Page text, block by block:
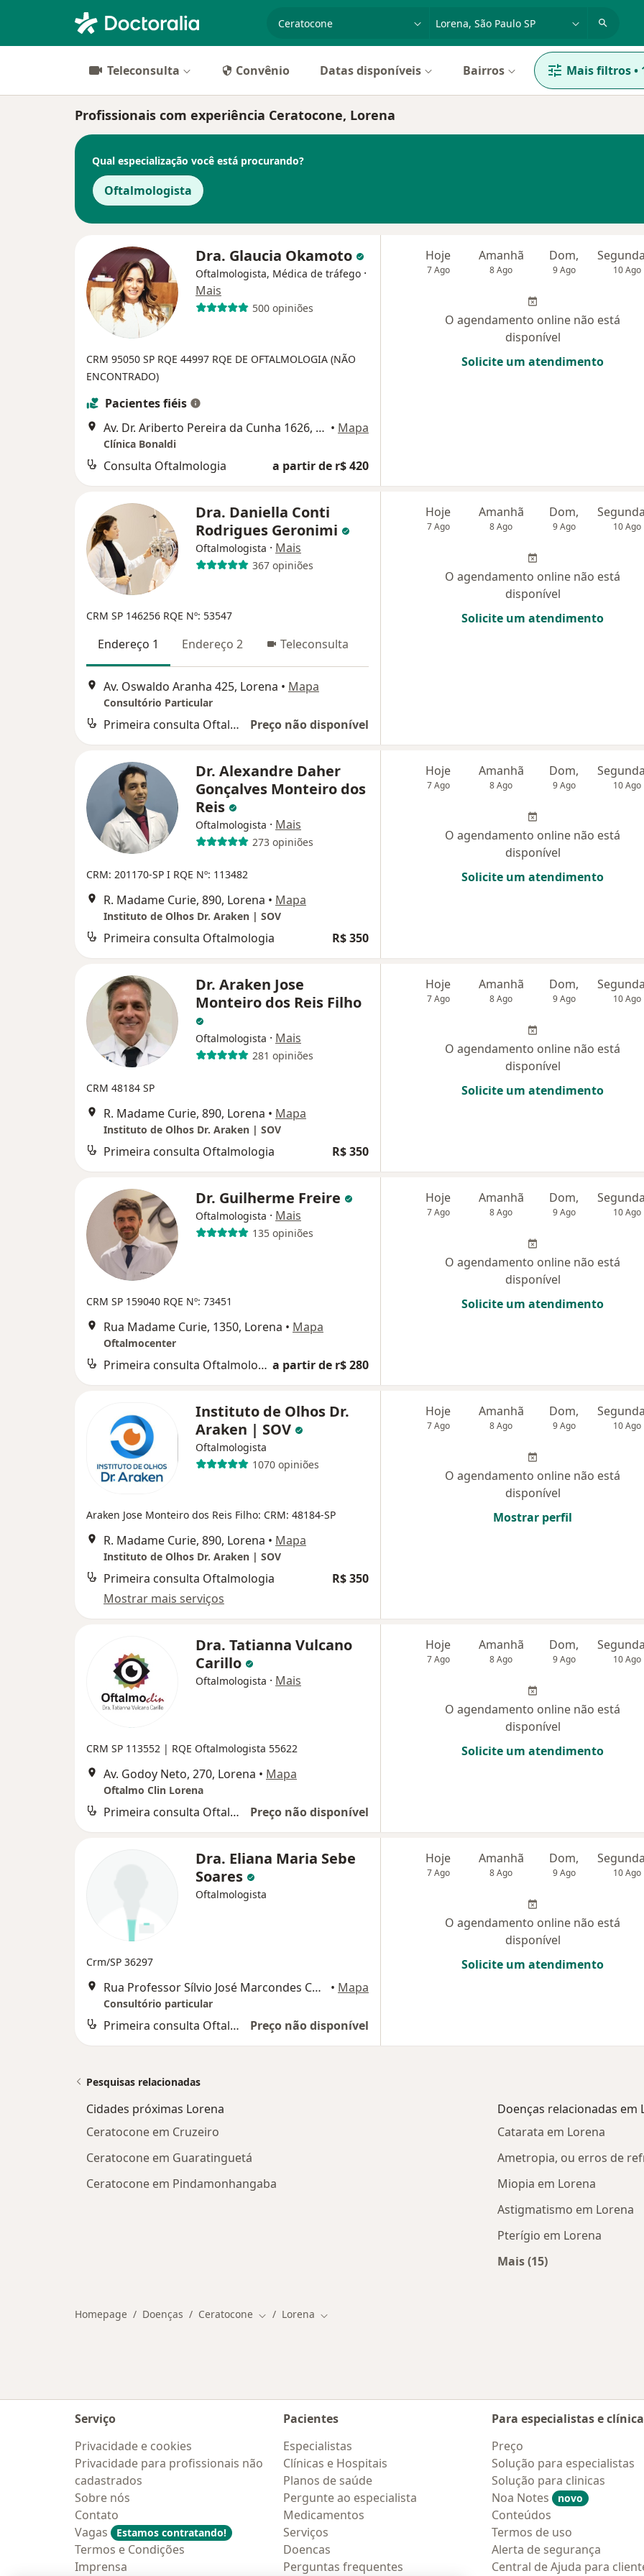
Teleconsulta Convênio Datas disponíveis Bairros Mais filtros•
Profissionais com experiência Ceratocone, Lorena
Qual especialização você está procurando?
Oftalmologista
Dra. Glaucia Okamoto
Oftalmologista, Médica de tráfego ·
Mais
500 opiniões
CRM 95050 SP RQE 44997 RQE DE OFTALMOLOGIA (NÃO
ENCONTRADO)
Pacientes fiéis
Av. Dr. Ariberto Pereira da Cunha 1626, Guaratinguetá • Mapa
Clínica Bonaldi
Consulta Oftalmologia a partir de r$ 420
Hoje
7 Ago
Amanhã
8 Ago
Dom,
9 Ago 10 Ago
O agendamento online não está
disponível
Solicite um atendimento
Dra. Daniella Conti
Rodrigues Geronimi
Oftalmologista · Mais
367 opiniões
CRM SP 146256 RQE Nº: 53547
Endereço 1 Endereço 2 Teleconsulta
Av. Oswaldo Aranha 425, Lorena • Mapa
Consultório Particular
Primeira consulta Oftalmologia Preço não disponível
Hoje
7 Ago
Amanhã
8 Ago
Dom,
9 Ago 10 Ago
O agendamento online não está
disponível
Solicite um atendimento
Dr. Alexandre Daher
Gonçalves Monteiro dos
Reis
Oftalmologista · Mais
273 opiniões
CRM: 201170-SP I RQE Nº: 113482
R. Madame Curie, 890, Lorena • Mapa
Instituto de Olhos Dr. Araken | SOV
Primeira consulta Oftalmologia R$ 350
Hoje
7 Ago
Amanhã
8 Ago
Dom,
9 Ago 10 Ago
O agendamento online não está
disponível
Solicite um atendimento
Dr. Araken Jose
Monteiro dos Reis Filho
Oftalmologista · Mais
281 opiniões
CRM 48184 SP
R. Madame Curie, 890, Lorena • Mapa
Instituto de Olhos Dr. Araken | SOV
Primeira consulta Oftalmologia R$ 350
Hoje
7 Ago
Amanhã
8 Ago
Dom,
9 Ago 10 Ago
O agendamento online não está
disponível
Solicite um atendimento
Dr. Guilherme Freire
Oftalmologista · Mais
135 opiniões
CRM SP 159040 RQE Nº: 73451
Rua Madame Curie, 1350, Lorena • Mapa
Oftalmocenter
Primeira consulta Oftalmologia a partir de r$ 280
Hoje
7 Ago
Amanhã
8 Ago
Dom,
9 Ago 10 Ago
O agendamento online não está
disponível
Solicite um atendimento
Instituto de Olhos Dr.
Araken | SOV
Oftalmologista
1070 opiniões
Araken Jose Monteiro dos Reis Filho: CRM: 48184-SP
R. Madame Curie, 890, Lorena • Mapa
Instituto de Olhos Dr. Araken | SOV
Primeira consulta Oftalmologia
R$ 350
Mostrar mais serviços
Hoje
7 Ago
Amanhã
8 Ago
Dom,
9 Ago 10 Ago
O agendamento online não está
disponível
Mostrar perfil
Dra. Tatianna Vulcano
Carillo
Oftalmologista · Mais
CRM SP 113552 | RQE Oftalmologista 55622
Av. Godoy Neto, 270, Lorena • Mapa
Oftalmo Clin Lorena
Primeira consulta Oftalmologia Preço não disponível
Hoje
7 Ago
Amanhã
8 Ago
Dom,
9 Ago 10 Ago
O agendamento online não está
disponível
Solicite um atendimento
Dra. Eliana Maria Sebe
Soares
Oftalmologista
Crm/SP 36297
Rua Professor Sílvio José Marcondes Coelho, 166, Guaratinguetá • Mapa
Consultório particular
Primeira consulta Oftalmologia Preço não disponível
Hoje
7 Ago
Amanhã
8 Ago
Dom,
9 Ago 10 Ago
O agendamento online não está
disponível
Solicite um atendimento
Pesquisas relacionadas
Cidades próximas Lorena
Ceratocone em Cruzeiro
Ceratocone em Guaratinguetá
Ceratocone em Pindamonhangaba
Doenças relacionadas em
Catarata em Lorena
Ametropia, ou erros de
Miopia em Lorena
Astigmatismo em Lorena
Pterígio em Lorena
Mais (15)
Homepage Doenças Ceratocone Mudar de cidade
Lorena Mudar de cidade
Serviço
Privacidade e cookies
Privacidade para profissionais não
cadastrados
Sobre nós
Contato
Vagas
Estamos contratando!
Termos e Condições
Imprensa
Pacientes
Especialistas
Clínicas e Hospitais
Planos de saúde
Pergunte ao especialista
Medicamentos
Serviços
Doencas
Perguntas frequentes
Para especialistas e
Preço
Solução para especialistas
Solução para clinicas
Noa Notes
novo
Conteúdos
Termos de uso
Alerta de segurança
Central de Ajuda para